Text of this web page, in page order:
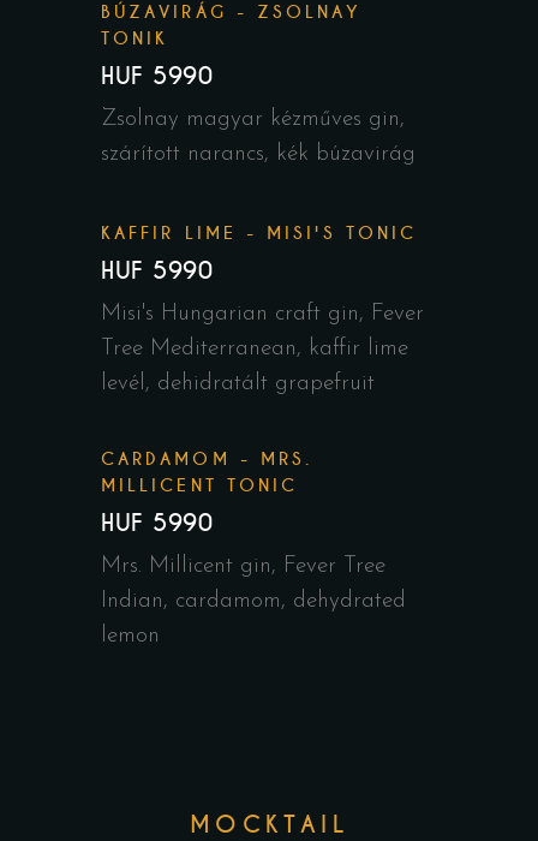
BÚZAVIRÁG - ZSOLNAY
TONIK
HUF 5990
Zsolnay magyar kézműves gin,
szárított narancs, kék búzavirág
KAFFIR LIME - MISI'S TONIC
HUF 5990
Misi's Hungarian craft gin, Fever
Tree Mediterranean, kaffir lime
levél, dehidratált grapefruit
CARDAMOM - MRS.
MILLICENT TONIC
HUF 5990
Mrs. Millicent gin, Fever Tree
Indian, cardamom, dehydrated
lemon
MOCKTAIL